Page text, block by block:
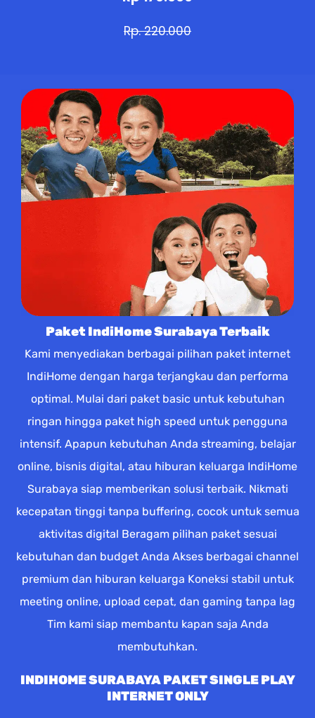
Rp. 220.000
Paket IndiHome Surabaya Terbaik
Kami menyediakan berbagai pilihan paket internet
IndiHome dengan harga terjangkau dan performa
optimal. Mulai dari paket basic untuk kebutuhan
ringan hingga paket high speed untuk pengguna
intensif. Apapun kebutuhan Anda streaming, belajar
online, bisnis digital, atau hiburan keluarga IndiHome
Surabaya siap memberikan solusi terbaik. Nikmati
kecepatan tinggi tanpa buffering, cocok untuk semua
aktivitas digital Beragam pilihan paket sesuai
kebutuhan dan budget Anda Akses berbagai channel
premium dan hiburan keluarga Koneksi stabil untuk
meeting online, upload cepat, dan gaming tanpa lag
Tim kami siap membantu kapan saja Anda
membutuhkan.
INDIHOME SURABAYA PAKET SINGLE PLAY
INTERNET ONLY